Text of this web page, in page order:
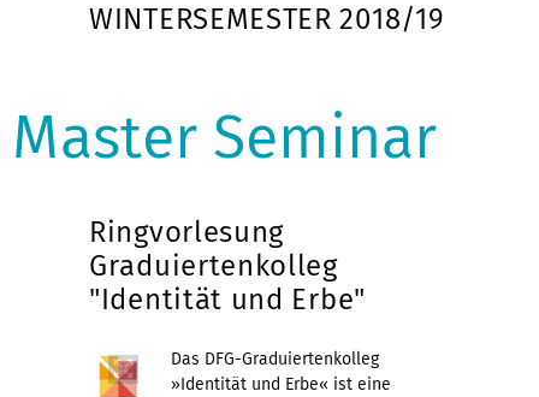
WINTERSEMESTER 2018/19
Master Seminar
Ringvorlesung
Graduiertenkolleg
"Identität und Erbe"
Das DFG-Graduiertenkolleg
»Identität und Erbe« ist eine